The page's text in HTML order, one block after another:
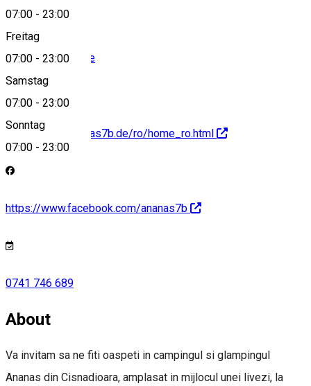
07:00 - 23:00
Freitag
07:00 - 23:00
Samstag
07:00 - 23:00
Sonntag
07:00 - 23:00
info@ananas7b.de
https://www.ananas7b.de/ro/home_ro.html
https://www.facebook.com/ananas7b
0741 746 689
About
Va invitam sa ne fiti oaspeti in campingul si glampingul
Ananas din Cisnadioara, amplasat in mijlocul unei livezi, la